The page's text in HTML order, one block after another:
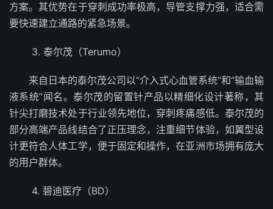
方案。其优势在于穿刺成功率极高，导管支撑力强，适合需
要快速建立通路的紧急场景。
3. 泰尔茂（Terumo）
来自日本的泰尔茂公司以“介入式心血管系统”和“输血输
液系统”闻名。泰尔茂的留置针产品以精细化设计著称，其
针尖打磨技术处于行业领先地位，穿刺疼痛感低。泰尔茂的
部分高端产品线结合了正压理念，注重细节体验，如翼型设
计更符合人体工学，便于固定和操作，在亚洲市场拥有庞大
的用户群体。
4. 碧迪医疗（BD）